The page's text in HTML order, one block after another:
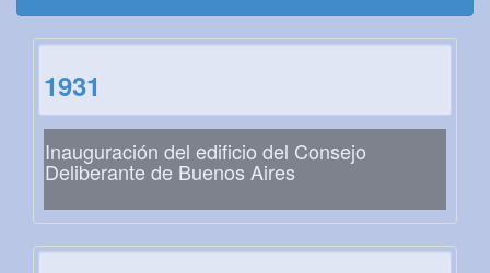
1931
Inauguración del edificio del Consejo
Deliberante de Buenos Aires